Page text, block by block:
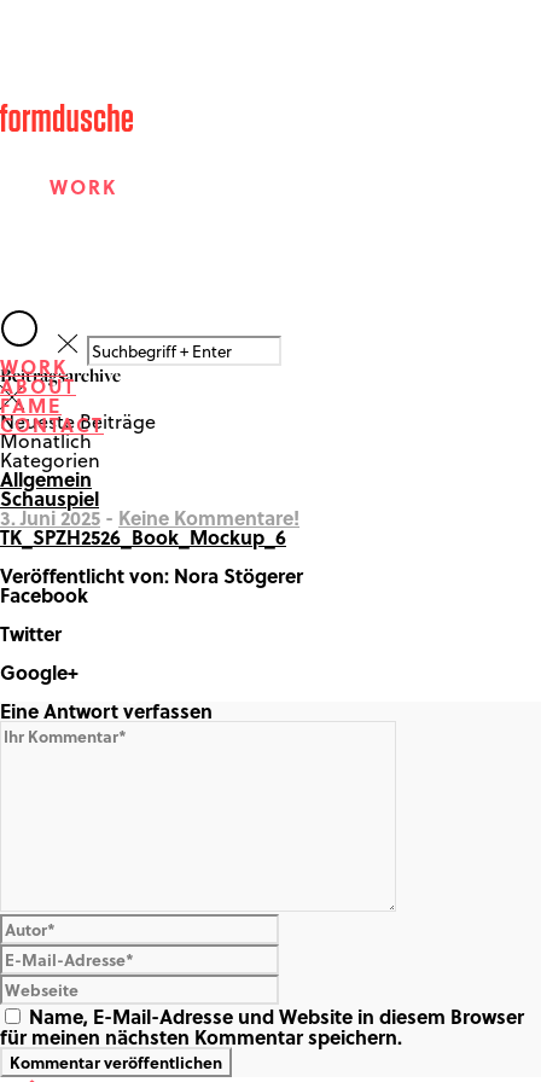
WORK
FAME
CONTACT
WORK
ABOUT
FAME
CONTACT
Beitragsarchive
Neueste Beiträge
Monatlich
Kategorien
Allgemein
Schauspiel
3. Juni 2025 - Keine Kommentare!
TK_SPZH2526_Book_Mockup_6
Veröffentlicht von: Nora Stögerer
Facebook
Twitter
Google+
Share on Google+
Eine Antwort verfassen
Name, E-Mail-Adresse und Website in diesem Browser
für meinen nächsten Kommentar speichern.